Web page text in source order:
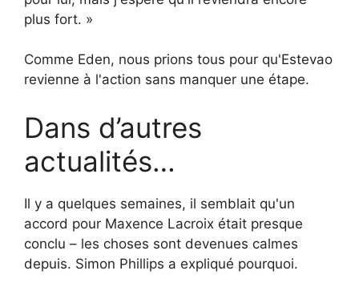
plus fort. »
Comme Eden, nous prions tous pour qu'Estevao
revienne à l'action sans manquer une étape.
Dans d’autres
actualités…
Il y a quelques semaines, il semblait qu'un
accord pour Maxence Lacroix était presque
conclu – les choses sont devenues calmes
depuis. Simon Phillips a expliqué pourquoi.